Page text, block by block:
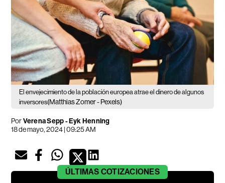
El envejecimiento de la población europea atrae el dinero de algunos
inversores(Matthias Zomer - Pexels)
PorVerena Sepp - Eyk Henning
18 de mayo, 2024 | 09:25 AM
ÚLTIMAS COTIZACIONES